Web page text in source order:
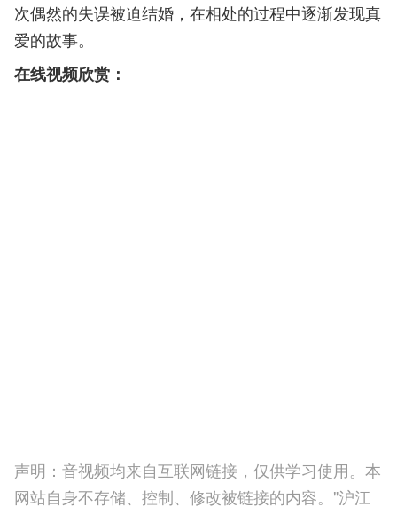
次偶然的失误被迫结婚，在相处的过程中逐渐发现真
爱的故事。
在线视频欣赏：
声明：音视频均来自互联网链接，仅供学习使用。本
网站自身不存储、控制、修改被链接的内容。"沪江